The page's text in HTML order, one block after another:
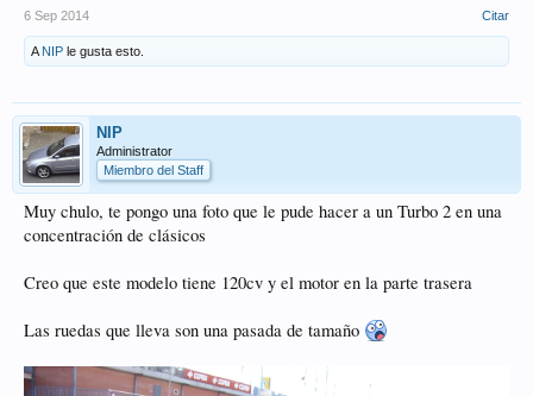
6 Sep 2014 Citar
A NIP le gusta esto.
NIP
Administrator
Miembro del Staff
Muy chulo, te pongo una foto que le pude hacer a un Turbo 2 en una
concentración de clásicos
Creo que este modelo tiene 120cv y el motor en la parte trasera
Las ruedas que lleva son una pasada de tamaño